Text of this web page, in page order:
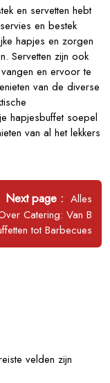
en servetten hebt
en bestek
hapjes en zorgen
Servetten zijn ook
en ervoor te
van de diverse
hapjesbuffet soepel
van al het lekkers
Next page
Newer
Posts
Alles
Catering: Van B
tot Barbecues
velden zijn